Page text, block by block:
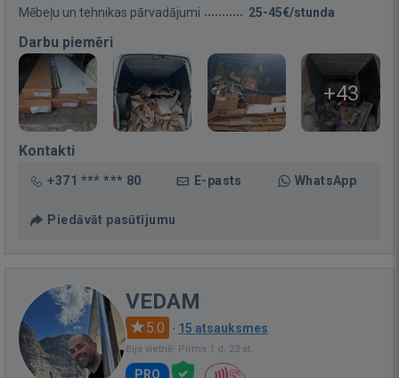
Mēbeļu un tehnikas pārvadājumi 25-45€/stunda
Darbu piemēri
+43
Kontakti
+371 *** *** 80 E-pasts WhatsApp
Piedāvāt pasūtījumu
VEDAM
5.0 · 15 atsauksmes
Bija vietnē: Pirms 1 d. 23 st.
PRO